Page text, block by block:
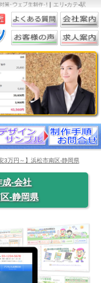
｜ エリ-カテ-駅
3万円～】浜松市南区-静岡県
成-会社
-静岡県